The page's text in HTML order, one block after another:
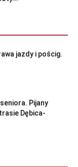
jazdy i pościg.
Pijany
Dębica-